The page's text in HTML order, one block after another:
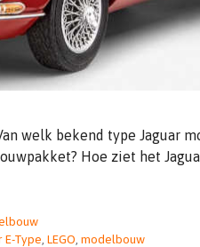
welk bekend type Jaguar
Hoe ziet het
E-Type LEGO modelbouw